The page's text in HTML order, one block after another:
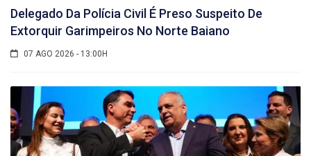
Delegado Da Polícia Civil É Preso Suspeito De
Extorquir Garimpeiros No Norte Baiano
07 AGO 2026 - 13:00H